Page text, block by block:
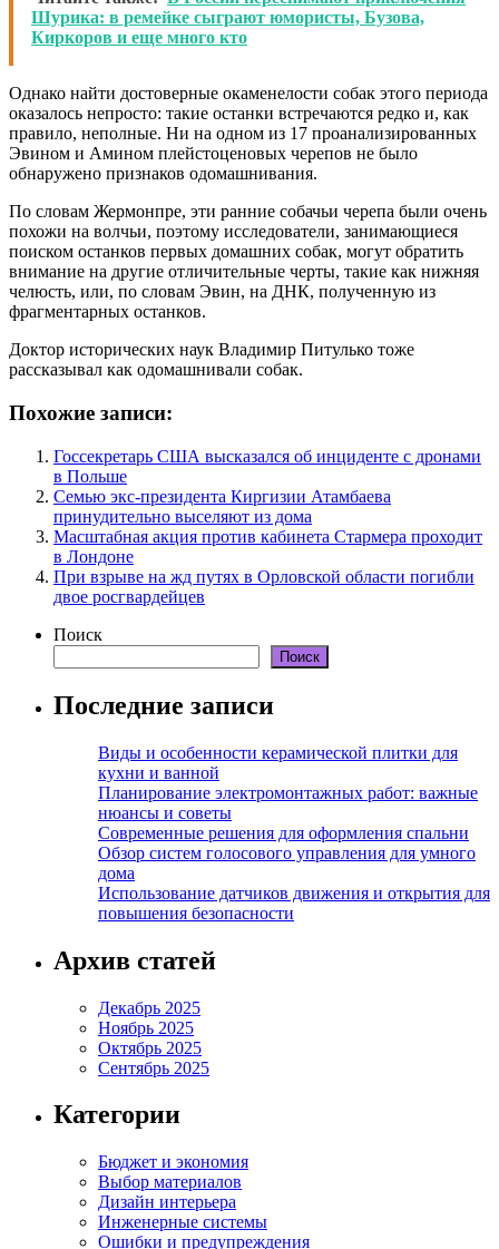
Шурика: в ремейке сыграют юмористы, Бузова,
Киркоров и еще много кто
Однако найти достоверные окаменелости собак этого периода
оказалось непросто: такие останки встречаются редко и, как
правило, неполные. Ни на одном из 17 проанализированных
Эвином и Амином плейстоценовых черепов не было
обнаружено признаков одомашнивания.
По словам Жермонпре, эти ранние собачьи черепа были очень
похожи на волчьи, поэтому исследователи, занимающиеся
поиском останков первых домашних собак, могут обратить
внимание на другие отличительные черты, такие как нижняя
челюсть, или, по словам Эвин, на ДНК, полученную из
фрагментарных останков.
Доктор исторических наук Владимир Питулько тоже
рассказывал как одомашнивали собак.
Похожие записи:
Госсекретарь США высказался об инциденте с дронами
в Польше
Семью экс-президента Киргизии Атамбаева
принудительно выселяют из дома
Масштабная акция против кабинета Стармера проходит
в Лондоне
При взрыве на жд путях в Орловской области погибли
двое росгвардейцев
Поиск
Поиск
Последние записи
Виды и особенности керамической плитки для
кухни и ванной
Планирование электромонтажных работ: важные
нюансы и советы
Современные решения для оформления спальни
Обзор систем голосового управления для умного
дома
Использование датчиков движения и открытия для
повышения безопасности
Архив статей
Декабрь 2025
Ноябрь 2025
Октябрь 2025
Сентябрь 2025
Категории
Бюджет и экономия
Выбор материалов
Дизайн интерьера
Инженерные системы
Ошибки и предупреждения